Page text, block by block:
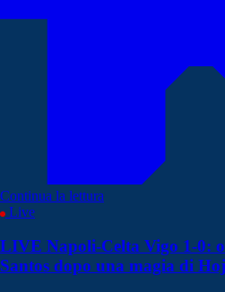
Continua la lettura
Live
LIVE Napoli-Celta Vigo 1-0:
Santos dopo una magia di